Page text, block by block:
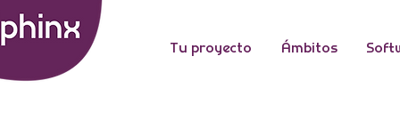
Tu proyecto Ámbitos